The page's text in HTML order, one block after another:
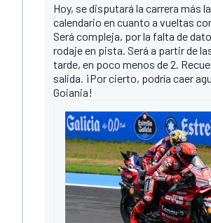
Hoy, se disputará la carrera más
calendario en cuanto a vueltas
Será compleja, por la falta de
rodaje en pista. Será a partir de
tarde, en poco menos de 2.
salida. ¡Por cierto, podría caer
Goiania!